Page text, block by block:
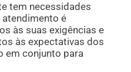
tem necessidades
é
às suas exigências e
às expectativas dos
em conjunto para